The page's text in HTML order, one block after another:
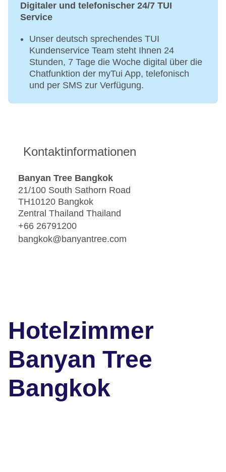
Digitaler und telefonischer 24/7 TUI
Service
Unser deutsch sprechendes TUI
Kundenservice Team steht Ihnen 24
Stunden, 7 Tage die Woche digital über die
Chatfunktion der myTui App, telefonisch
und per SMS zur Verfügung.
Kontaktinformationen
Banyan Tree Bangkok
21/100 South Sathorn Road
TH10120 Bangkok
Zentral Thailand Thailand
+66 26791200
bangkok@banyantree.com
Hotelzimmer
Banyan Tree
Bangkok